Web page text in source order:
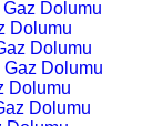
Dolumu
Dolumu
Dolumu
Dolumu
Dolumu
Dolumu